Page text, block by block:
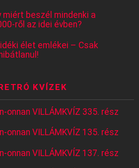
miért beszél mindenki a
ről az idei évben?
élet emlékei – Csak
KVÍZEK
onnan VILLÁMKVÍZ 335. rész
onnan VILLÁMKVÍZ 135. rész
onnan VILLÁMKVÍZ 137. rész